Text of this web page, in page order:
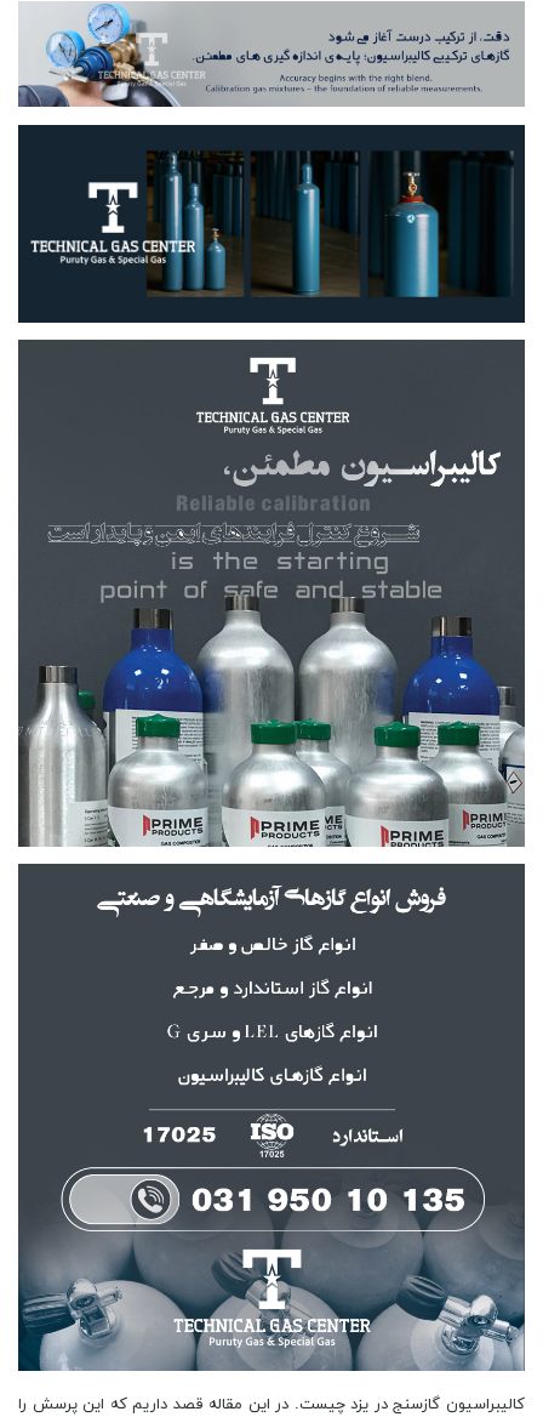
کالیبراسیون گازسنج در یزد چیست. در این مقاله قصد داریم که این پرسش را از ابعاد مختلف مورد بررسی قرار داده و با توضیحاتی که برای شما ارائه می کنیم سطح دانش و آگاهی شما را در این زمینه ارتقاء دهیم. اگر فعالیت هایی مشغول هستید که در آنجا می بایست کالیبراسیون گازسنج در یزد را انجام دهید بهتر است که به هر نحو به اطلاعات خود در زمینه های مختلف بیافزایید تا دچار چالش هایی که در اثر نبود آگاهی کافی در این زمینه به وجود می آید، نشوید. کالیبراسیون گازسنج یک فرایند حیاتی است که بیشتر در صنایع مختلف انجام خواهد گردید. اما چالش های مختلفی وجود دارد که ممکن است در نداشتن اطلاعات کافی در این زمینه به وجود بیاید. برخی از این چالش ها را بررسی می کنیم تا با دانستن آن ها به درک بهتری در این زمینه دست پیدا کرده و بدانید که به چه دلیل می بایست اطلاعات خود را ارتقا دهید. نداشتن دانش فنی کافی، کالیبراسیون گازسنج نیازمند دانش فنی و تخصصی است که افراد می بایست برای انجام این فرایند داشته باشند. اگر افراد نداشته باشند اطلاعات کافی در این زمینه، ممکن است کالیبراسیون به درستی انجام نشود و این موجب افزایش خطرات برای کارکنان و محیط زیست شود. نداشتن تجهیزات مناسب، برای انجام کالیبراسیون گازسنج، نیاز به تجهیزات خاصی مانند گازهای کالیبراسیون، دستگاه های اندازه گیری می باشد. اگر این تجهیزات در دسترس نباشند یا به درستی بهره گیری نشوند، ممکن است کالیبراسیون به درستی انجام نشود. عدم استاندارد بودن فرایند، در برخی صنایع، استانداردهای کالیبراسیون ممکن است واضح نباشند یا به درستی پیگیری نشوند که موجب ایجاد مشکلاتی در فرایند کالیبراسیون خواهد گردید. هزینه های بالا، انجام کالیبراسیون گازسنج نیازمند هزینه های زیادی است، از جمله هزینه تجهیزات، زمان و نیروی کار. اگر این هزینه ها به درستی مدیریت نشوند، ممکن است تأثیر مخربی بر روی عملکرد و سودآوری شرکت داشته باشد. در نتیجه، برای حل این چالش ها، افراد و شرکت ها نیاز دارند تا به دانش و تجهیزات کافی دسترسی داشته باشند و استانداردهای مربوطه را رعایت کنند تا کالیبراسیون گازسنج به درستی انجام شود. این نکات قادر خواهند بود دلیلی بر این باشند که حتما به اطلاعات کافی در این موضوع دست پیدا کرده و پس از ان اقدامات لازم را انجام دهید با توجه به آنچه که ذکر شد حتما می بایست بدانید چه اهمیتی در این کار وجود دارد. در زمینه های مختلف دیگر نیز که می بایست اطلاعات خود را کامل کنید می توان به گاز صنعت سیمان و فروش گاز هیدروژن (H2) در یزد اشاره داشت. اما این پایان ماجرا نیست و می بایست به این پرسش نیز پاسخ دهید که کالیبراسیون گازسنج در یزد چگونه انجام خواهد گردید. اگر از این مراحل اطلاع داشته باشید هم می توانید نظارت درستی را روی شرکت مربوطه داشته باشید که کار خود را به خوبی انجام دهید و هم اینکه این امکان به وجود خواهد آمد تا با اطلاعات کافی بدانید که چه زمان می بایست به سراغ این کار رفته و کالیبراسیون را انجام دهید. در کل خوب است که در اینجا در مورد اهمیتی که در این کار وجود دارد با شما صحبت کنیم تا بدانید که به چه دلیل ما روی این موضوع تاکید داریم.. کالیبراسیون گازسنج یک فرایند حیاتی است که بیشتر در صنایع مختلف از جمله صنایع نفت و گاز، شیمیایی، داروسازی، محیط زیست و سایر صنایع بهره گیری خواهد گردید. اهمیت کالیبراسیون گازسنج به دلیل موارد زیر می باشد. دقت اندازه گیری، کالیبراسیون گازسنج موجب افزایش دقت و صحت اندازه گیری گازها خواهد گردید. این امر بسیار حیاتی است زیرا اندازه گیری نادرست گازها خواهد توانست منجر به خطرات جدی برای انسان و محیط زیست شود. اطمینان از عملکرد صحیح، با انجام کالیبراسیون، اطمینان حاصل خواهد گردید که گازسنج به درستی عمل می کند و مقادیر اندازه گیری شده توسط آن قابل اعتماد هستند. رعایت استانداردها و مقررات، در بسیاری از صنایع، رعایت استانداردها و مقررات مربوط به اندازه گیری گازها بسیار حیاتی است و کالیبراسیون گازسنج به عنوان یک روش استاندارد برای اطمینان از رعایت این استانداردها مورد بهره گیری قرار می گیرد. افزایش بهره وری و کاهش هزینه، با داشتن گازسنج های کالیبره شده، بهره وری در فرایندهای تولیدی و اندازه گیری گازها افزایش می یابد و احتمال خرابی و نقصان در تجهیزات کاهش می یابد که خواهد توانست هزینه های اضافی را به همراه داشته باشد. به طور کلی، کالیبراسیون گازسنج اهمیت بسیار زیادی در حفظ سلامت انسان و محیط زیست دارد و بدون انجام این فرایند، اندازه گیری دقیق و قابل اعتماد گازها تضمین نخواهد گردید. پس این کار را با دقت تمام انجام دهید و اطمینان حاصل کنید که بهترین شیوه را برای کالیبراسیون انتخاب کرده اید. خوب حالا که از اهمیت های کالیبراسیون گازسنج در یزد مطلع شدید می بایست در ادامه مطالب بالا و در راه رسیدن به موفقیت در این کار به شما بگوییم که از دیگر مواردی که می بایست حتما در نظر داشته باشید این است که به سراغ یک آزمایشگاه کالیبراسیون گازسنج در یزد معتبر بروید و در این راه از آن ها کمک بخواهید. با توجه به اهمیتی که وجود دارد حتما می بایست از خدمات کالیبراسیون گازسنج در یزد یک مرکز معتبر بهره گیری کنید تا بهترین نتیجه را به دست آورده و بتوانید این مراحل را به خوبی پشت سر گذارید. اما می بایست بگوییم که مشکلات همکاری با شرکت های نامعتبر در کالیبراسیون انواع گازسنج ها در چیست. مشکلات کالیبراسیون گازسنج از طریق شرکت های نامعتبر ممکن است شامل موارد زیر باشد. عدم دقت، شرکت های نامعتبر ممکن است از تجهیزات و فناوری نامناسب بهره گیری کنند که منجر به عدم دقت در کالیبراسیون گازسنج خواهد گردید. عدم بهره گیری از استانداردها، شرکت های نامعتبر ممکن است استانداردهای مورد نیاز برای کالیبراسیون را رعایت نکنند و از روش های نامناسبی برای کالیبراسیون بهره گیری کنند. عدم صحت، کالیبراسیون نامناسب خواهد توانست منجر به عدم صحت در اندازه گیری گازها شود که خواهد توانست به خطر افراد و محیط زیست بیافتد. عدم پایداری، کالیبراسیون نامناسب ممکن است منجر به عدم پایداری در اندازه گیری گازها شود که خواهد توانست به تشخیص نادرست و یا ناقص منابع آلودگی منجر شود. عدم رعایت قوانین و مقررات، شرکت های نامعتبر ممکن است قوانین و مقررات مربوط به کالیبراسیون را رعایت نکنند که خواهد توانست به مشکلات حقوقی و مالی منجر شود. به منظور جلوگیری از این مشکلات، توصیه خواهد گردید که کالیبراسیون گازسنج ها تنها توسط شرکت های معتبر و مجرب انجام شود و کنترل کیفیت و بهره گیری از تجهیزات استاندارد برای این منظور رعایت شود. پس حتما به سراغ مجموعه ای بروید که از هر لحاظ بتوانید به آن ها اطمینان داشته باشید. اما همانگونه که می دانید گازسنج های در تنوعی بالا وجود دارد و شما می توانید با توجه به نیازی که دارید، دستگاه مورد نظرتان را انتخاب و در امور مختلف مورد بهره گیری قرار دهید. به همین دلیل است که می خواهیم در اینجا در مورد انواع دستگاه های موجود در این حوزه با شما صحبت کرده و آن ها را معرفی نماییم. گازسنج یک دستگاه است که برای اندازه گیری و نظارت بر ترکیبات گازی موجود در هوا بهره گیری خواهد گردید. این دستگاه ها اغلب برای اندازه گیری غلظت گازهای مختلف مانند اکسیژن، کربن دی اکسید، گازهای سمی و گازهای قابل اشتعال بهره گیری خواهد گردید. گازسنج های تک گازی، این نوع گازسنج ها برای اندازه گیری غلظت یک گاز خاص مورد بهره گیری قرار می گیرند. مثلا گازسنج اکسیژن یا گازسنج دی اکسیدکربن. گازسنج های چندگانه، این نوع گازسنج ها قابلیت اندازه گیری غلظت چندین گاز مختلف را دارند. این دستگاه ها برای مواقعی که نیاز به اندازه گیری چند گاز مختلف در یک زمان وجود دارد، مناسب هستند. گازسنج های تعیین مرز، این نوع گازسنج ها برای تعیین مرزهای ایمنی برای گازهای مختلف بهره گیری می گردند. این دستگاه ها به کاربر اجازه می دهند تا مقادیر غلظت گازی را تنظیم کرده و در صورت عبور از مرز ایمنی، هشدار صادر کنند. گازسنج های تشخیص گاز، این نوع گازسنج ها برای تشخیص و اعلام حضور گازهای سمی یا قابل اشتعال در محیط بهره گیری می گردند. این دستگاه ها اغلب در محیط های صنعتی یا محیط هایی که خطر انفجار یا مسمومیت از گاز وجود دارد، بهره گیری می گردند. با توجه به نوع کاربرد و نیازهای مختلف، انتخاب گازسنج مناسب برای هر موقعیت خواهد توانست متفاوت باشد. برای انتخاب صحیح گازسنج، می بایست نوع گازهای مورد نظر، محیط کاری، دقت اندازه گیری و سایر عوامل مرتبط را در نظر گرفت. با این اطلاعات می توانید به نتیجه ای بهتر هم در خرید این دستگاه ها و هم در بهره گیری از آن ها در مصارف مختلف دست پیدا کنید. حال که انواع آن ها را برای شما معرفی کردیم خوب است که بدانید کاربردهای انواع گازسنج به چه صورت می باشد. گازسنج یک دستگاه الکترونیکی است که بیشتر برای اندازه گیری و نمایش مقدار گازهای مختلف در محیط های مختلف بهره گیری خواهد گردید. این دستگاه ها در بحران های اضطراری مانند حوادث ناشی از گازهای سمی، انفجارهای گاز و حوادث صنعتی مورد بهره گیری قرار می گیرند. همچنین در صنایع نفت و گاز، صنایع شیمیایی و داروسازی، آزمایشگاه های پزشکی و محیط زیست نیز بهره گیری می گردند. موارد مصرف گازسنج کدامند. اندازه گیری غلظت گازهای سمی، گازسنج ها برای اندازه گیری غلظت گازهای سمی مانند دی اکسید کربن، گاز گلخانه ای، گازهای محیطی و گازهای دیگر بهره گیری می گردند. اندازه گیری گازهای قابل اشتعال: گازسنج ها برای اندازه گیری غلظت گازهای قابل اشتعال مانند متان، پروپان، بوتان و سایر گازهای قابل اشتعال بهره گیری می گردند. اندازه گیری گازهای توکسیک، گازسنج ها برای اندازه گیری غلظت گازهای توکسیک مانند گازهای آمونیاک، گازهای سولفوریک، گازهای نیتروژن اکسید و سایر گازهای توکسیک بهره گیری می گردند. اندازه گیری گازهای صنعتی را نیز می توان ذکر کرد. از دیگر مواردی که می بایست در زمان کالیبراسیون این دستگاه ها در نظر داشته باشید این است که می بایست دقت کنید با مجموعه ای همکاری داشته باشید که پایین ترین قیمت و هزینه کالیبراسیون گازسنج در یزد را برای شما در بر داشته باشد تا در هزینه های خود صرفه جویی کرده و مدیریت مناسبی را روی بودجه خود داشته باشید. با توجه به آنچه که ذکر شد می توان تنها یک مرکز کالیبراسیون گازسنج در یزد را پیدا کرد که همه این خدمات را به صورت یکجا برای شما عزیزان در نظر داشته باشید و آن ها شرکت تکنیکال گاز سنتر خواهد بود. ما در تلاش هستیم تا بهترین راه برای کالیبراسیون گازسنج در یزد را متناسب با نیازی که دارید برای شما انتخاب کنیم و از این راه در کوتاهترین زمان ممکن این مهم را انجام داده و شما را به نتیجه ای دلخواه دست پیدا کنید. پس در کنار ما دیگر به دنبال آدرس و شماره تماس شرکت کالیبراسیون گازسنج یزد نباشید و به سایت تخصصی ما مراجعه کرده و بهترین نتیجه ممکن را در کنار ما به دست آورید. این به شما کمک می کند تا همه نیازهای خود را در کوتاهترین زمان برطرف کرده و بالاترین میزان رضایت مندی را در خود به وجود آورید. اما از دیگر مزایای همکاری با گروه حرفه ای برای انجام کالیبراسیون برای شما خواهیم گفت. کالیبراسیون گازسنج یک فرایند حیاتی است که بیشتر شرکت ها و صنایعی که از گازسنج ها بهره گیری می کنند، نیاز دارند. همکاری با یک مجموعه متخصص در کالیبراسیون گازسنج خواهد توانست به شرکت ها کمک کند تا از دقت و صحت دستگاه هایشان اطمینان حاصل کنند. در ادامه به بررسی تخصصی و کامل مزایای همکاری با مجموعه متخصص در کالیبراسیون گازسنج می پردازیم. تجربه و تخصص، مجموعه متخصص در کالیبراسیون گازسنج دارای تجربه و تخصص لازم در این زمینه می باشد. آن ها با دانش و تکنیک های مورد نیاز برای انجام کالیبراسیون به روز و آشنا هستند و قادر خواهند بود به شرکت ها کمک کنند تا به بهترین شکل ممکن این فرایند